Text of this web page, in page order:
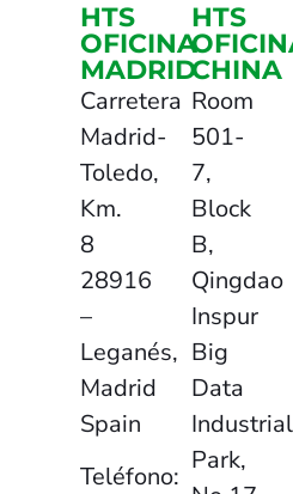
HTS
OFICINA
MADRID
Carretera
Madrid-
Toledo,
Km.
8
28916
–
Leganés,
Madrid
Spain
Teléfono:
HTS
CHINA
Room
501-
7,
Block
B,
Qingdao
Inspur
Big
Data
Industrial
Park,